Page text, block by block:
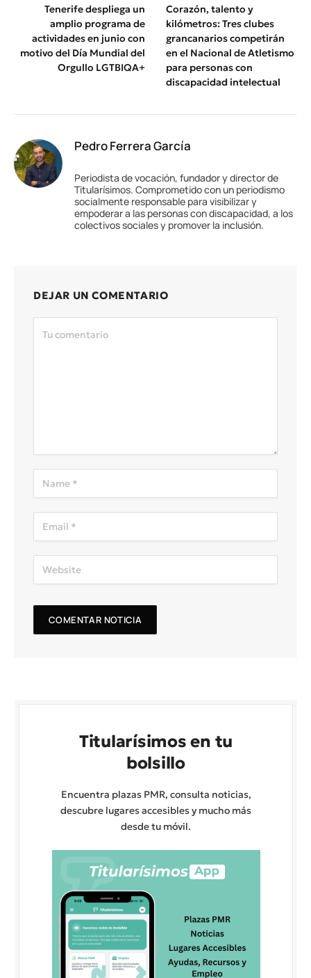
Tenerife despliega un
amplio programa de
actividades en junio con
motivo del Día Mundial del
Orgullo LGTBIQA+
Corazón, talento y
kilómetros: Tres clubes
grancanarios competirán
en el Nacional de Atletismo
para personas con
discapacidad intelectual
Pedro Ferrera García
Periodista de vocación, fundador y director de
Titularísimos. Comprometido con un periodismo
socialmente responsable para visibilizar y
empoderar a las personas con discapacidad, a los
colectivos sociales y promover la inclusión.
DEJAR UN COMENTARIO
Titularísimos en tu
bolsillo
Encuentra plazas PMR, consulta noticias,
descubre lugares accesibles y mucho más
desde tu móvil.